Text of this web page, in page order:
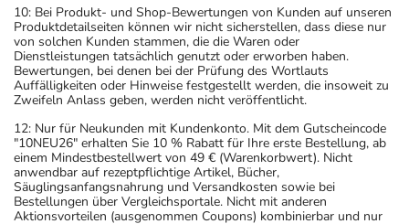
10: Bei Produkt- und Shop-Bewertungen von Kunden auf unseren
Produktdetailseiten können wir nicht sicherstellen, dass diese nur
von solchen Kunden stammen, die die Waren oder
Dienstleistungen tatsächlich genutzt oder erworben haben.
Bewertungen, bei denen bei der Prüfung des Wortlauts
Auffälligkeiten oder Hinweise festgestellt werden, die insoweit zu
Zweifeln Anlass geben, werden nicht veröffentlicht.
12: Nur für Neukunden mit Kundenkonto. Mit dem Gutscheincode
"10NEU26" erhalten Sie 10 % Rabatt für Ihre erste Bestellung, ab
einem Mindestbestellwert von 49 € (Warenkorbwert). Nicht
anwendbar auf rezeptpflichtige Artikel, Bücher,
Säuglingsanfangsnahrung und Versandkosten sowie bei
Bestellungen über Vergleichsportale. Nicht mit anderen
Aktionsvorteilen (ausgenommen Coupons) kombinierbar und nur